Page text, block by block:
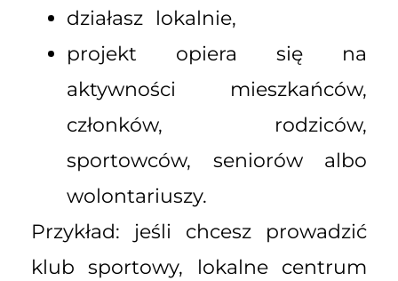
działasz lokalnie,
projekt opiera się na
aktywności mieszkańców,
członków, rodziców,
sportowców, seniorów albo
wolontariuszy.
Przykład: jeśli chcesz prowadzić
klub sportowy, lokalne centrum